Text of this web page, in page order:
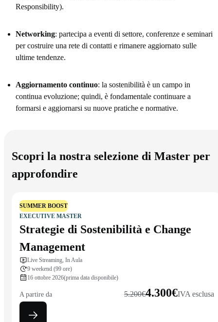
Responsibility).
Networking: partecipa a eventi di settore, conferenze e seminari
per costruire una rete di contatti e rimanere aggiornato sulle
ultime tendenze.
Aggiornamento continuo: la sostenibilità è un campo in
continua evoluzione; quindi, è fondamentale continuare a
formarsi e aggiornarsi su nuove pratiche e normative.
Scopri la nostra selezione di Master per
approfondire
SUMMER BOOST
EXECUTIVE MASTER
Strategie di Sostenibilità e Change
Management
Live Streaming, In Aula
9 weekend (99 ore)
16 ottobre 2026(prima data disponibile)
A partire da 5.200€4.300€IVA esclusa